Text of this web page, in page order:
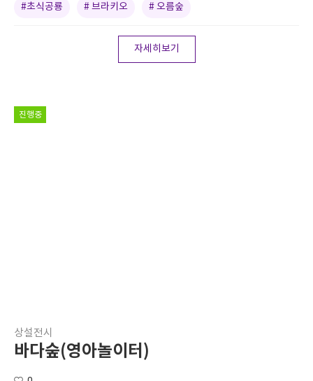
#초식공룡 # 브라키오 # 오름숲
자세히보기
진행중
상설전시
바다숲(영아놀이터)